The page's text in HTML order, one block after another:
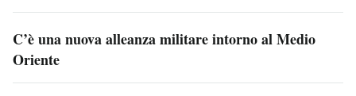
C’è una nuova alleanza militare intorno al Medio
Oriente